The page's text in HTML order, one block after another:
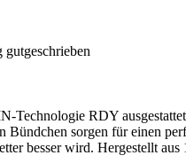
RDY
sorgen für einen
besser wird. Hergestellt